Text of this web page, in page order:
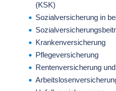
(KSK)
Sozialversicherung in
Krankenversicherung
Pflegeversicherung
Rentenversicherung